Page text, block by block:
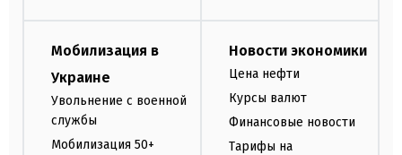
Мобилизация в
Украине
Увольнение с военной
службы
Мобилизация 50+
Новости экономики
Цена нефти
Курсы валют
Финансовые новости
Тарифы на